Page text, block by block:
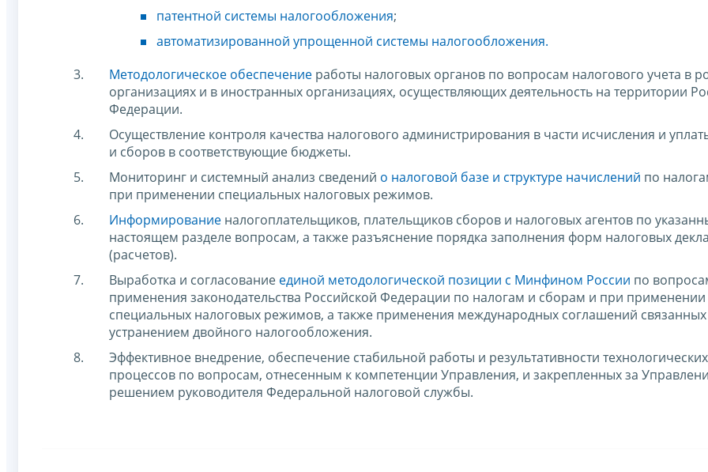
патентной системы налогообложения;
автоматизированной упрощенной системы налогообложения.
Методологическое обеспечение работы налоговых органов по вопросам налогового учета в
организациях и в иностранных организациях, осуществляющих деятельность на территории
Федерации.
Осуществление контроля качества налогового администрирования в части исчисления и
и сборов в соответствующие бюджеты.
Мониторинг и системный анализ сведений о налоговой базе и структуре начислений по
при применении специальных налоговых режимов.
Информирование налогоплательщиков, плательщиков сборов и налоговых агентов по
настоящем разделе вопросам, а также разъяснение порядка заполнения форм налоговых
(расчетов).
Выработка и согласование единой методологической позиции с Минфином России по
применения законодательства Российской Федерации по налогам и сборам и при применении
специальных налоговых режимов, а также применения международных соглашений связанных
устранением двойного налогообложения.
Эффективное внедрение, обеспечение стабильной работы и результативности технологических
процессов по вопросам, отнесенным к компетенции Управления, и закрепленных за
решением руководителя Федеральной налоговой службы.